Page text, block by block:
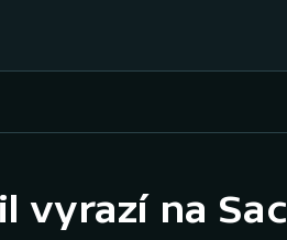
Baseball a softbal
vyrazí na